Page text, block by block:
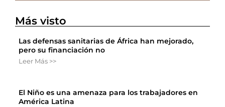
Más visto
Las defensas sanitarias de África han mejorado,
pero su financiación no
Leer Más >>
El Niño es una amenaza para los trabajadores en
América Latina